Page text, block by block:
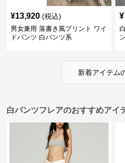
¥13,920 (税込)
男女兼用 落書き風プリント ワイ
ドパンツ 白パンツ系
¥
新着アイテム
白パンツフレアのおすすめアイ